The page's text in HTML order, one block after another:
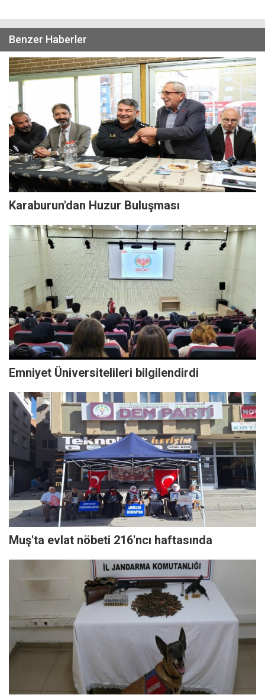
Benzer Haberler
Karaburun'dan Huzur Buluşması
Emniyet Üniversitelileri bilgilendirdi
Muş'ta evlat nöbeti 216'ncı haftasında